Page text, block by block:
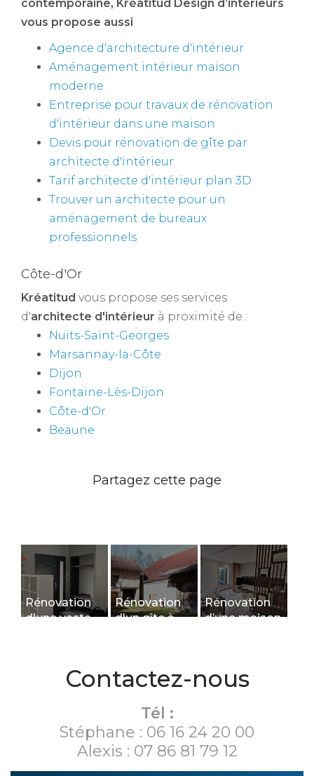
contemporaine, Kréatitud Design d’intérieurs
vous propose aussi
Agence d'architecture d'intérieur
Aménagement intérieur maison
moderne
Entreprise pour travaux de rénovation
d'intérieur dans une maison
Devis pour rénovation de gîte par
architecte d'intérieur
Tarif architecte d'intérieur plan 3D
Trouver un architecte pour un
aménagement de bureaux
professionnels
Côte-d'Or
Kréatitud vous propose ses services
d'architecte d'intérieur à proximité de :
Nuits-Saint-Georges
Marsannay-la-Côte
Dijon
Fontaine-Lès-Dijon
Côte-d'Or
Beaune
Rénovation
d'une vaste
Rénovation
d'un gîte à
- L'ECURIE
Rénovation
d’une maison
Contactez-nous
Tél :
Stéphane : 06 16 24 20 00
Alexis : 07 86 81 79 12